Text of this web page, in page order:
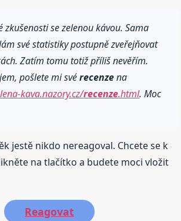
zkušenosti se zelenou kávou. Sama
své statistiky postupně zveřejňovat
Zatím tomu totiž příliš nevěřím.
pošlete mi svérecenzena
kava.nazory.cz/recenze.html. Moc
jestě nikdo nereagoval. Chcete se k
na tlačítko a budete moci vložit
Reagovat